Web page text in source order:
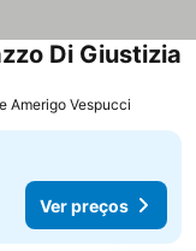
Di Giustizia
Amerigo Vespucci
Ver preços